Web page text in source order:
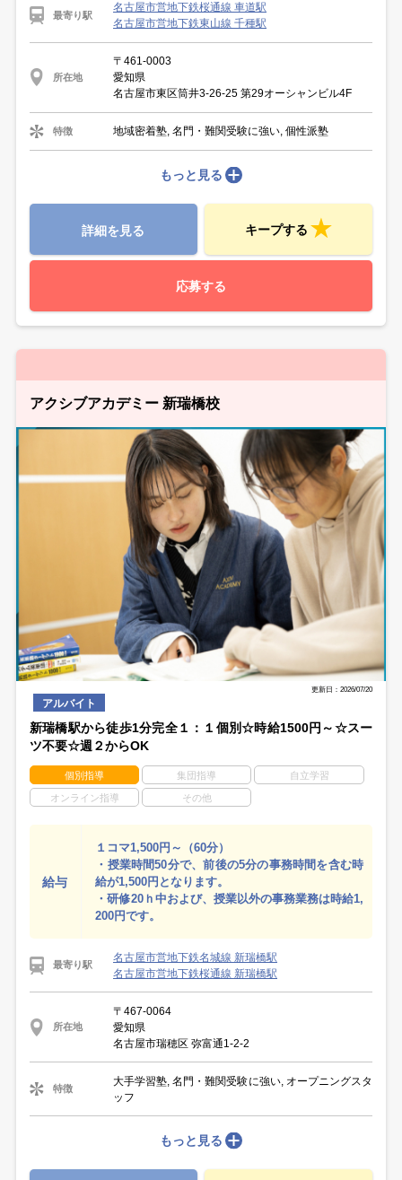
最寄り駅
名古屋市営地下鉄桜通線 車道駅
名古屋市営地下鉄東山線 千種駅
所在地
〒461-0003
愛知県
名古屋市東区筒井3-26-25 第29オーシャンビル4F
特徴 地域密着塾, 名門・難関受験に強い, 個性派塾
もっと見る
詳細を見る キープする
応募する
アクシブアカデミー 新瑞橋校
更新日：2026/07/20
アルバイト
新瑞橋駅から徒歩1分完全１：１個別☆時給1500円～☆スー
ツ不要☆週２からOK
個別指導 集団指導 自立学習
オンライン指導 その他
給与
１コマ1,500円～（60分）
・授業時間50分で、前後の5分の事務時間を含む時
給が1,500円となります。
・研修20ｈ中および、授業以外の事務業務は時給1,
200円です。
最寄り駅
名古屋市営地下鉄名城線 新瑞橋駅
名古屋市営地下鉄桜通線 新瑞橋駅
所在地
〒467-0064
愛知県
名古屋市瑞穂区 弥富通1-2-2
特徴
大手学習塾, 名門・難関受験に強い, オープニングスタ
ッフ
もっと見る